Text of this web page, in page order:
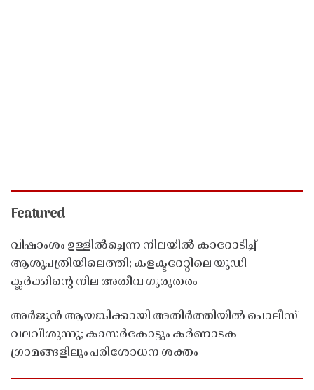
Featured
വിഷാംശം ഉള്ളിൽച്ചെന്ന നിലയിൽ കാറോടിച്ച്
ആശുപത്രിയിലെത്തി; കളക്ടറേറ്റിലെ യുഡി
ക്ലർക്കിൻ്റെ നില അതീവ ഗുരുതരം
അർജുൻ ആയങ്കിക്കായി അതിർത്തിയിൽ പൊലീസ്
വലവീശുന്നു; കാസർകോട്ടും കർണാടക
ഗ്രാമങ്ങളിലും പരിശോധന ശക്തം